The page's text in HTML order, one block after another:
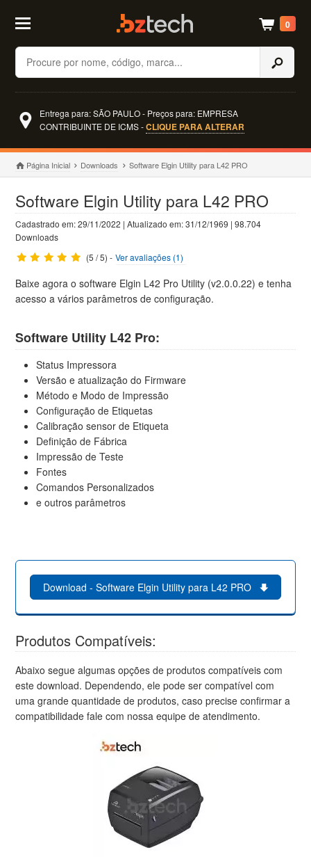
Buscar
0
Entrega para: SÃO PAULO - Preços para: EMPRESA
CONTRIBUINTE DE ICMS -CLIQUE PARA ALTERAR
Página Inicial Downloads Software Elgin Utility para L42 PRO
Software Elgin Utility para L42 PRO
Cadastrado em: 29/11/2022 | Atualizado em: 31/12/1969 | 98.704
Downloads
(5 / 5) - Ver avaliações (1)
Baixe agora o software Elgin L42 Pro Utility (v2.0.0.22) e tenha
acesso a vários parâmetros de configuração.
Software Utility L42 Pro:
Status Impressora
Versão e atualização do Firmware
Método e Modo de Impressão
Configuração de Etiquetas
Calibração sensor de Etiqueta
Definição de Fábrica
Impressão de Teste
Fontes
Comandos Personalizados
e outros parâmetros
Download - Software Elgin Utility para L42 PRO
Produtos Compatíveis:
Abaixo segue algumas opções de produtos compatíveis com
este download. Dependendo, ele pode ser compatível com
uma grande quantidade de produtos, caso precise confirmar a
compatibilidade fale com nossa equipe de atendimento.